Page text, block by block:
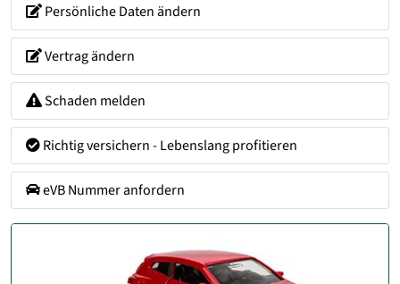
Persönliche Daten ändern
Vertrag ändern
Schaden melden
Richtig versichern - Lebenslang profitieren
eVB Nummer anfordern